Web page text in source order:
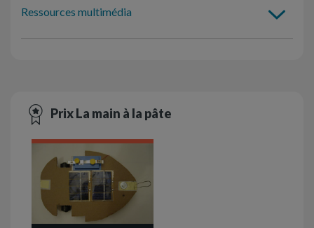
Ressources multimédia
Prix La main à la pâte